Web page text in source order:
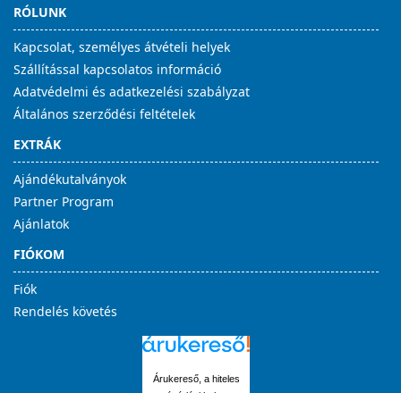
RÓLUNK
Kapcsolat, személyes átvételi helyek
Szállítással kapcsolatos információ
Adatvédelmi és adatkezelési szabályzat
Általános szerződési feltételek
EXTRÁK
Ajándékutalványok
Partner Program
Ajánlatok
FIÓKOM
Fiók
Rendelés követés
Árukereső, a hiteles